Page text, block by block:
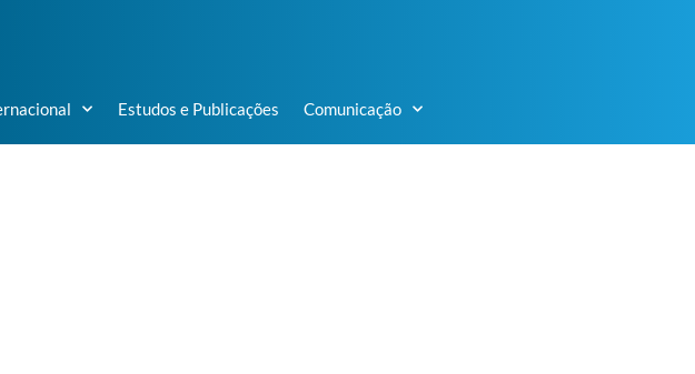
Estudos e Publicações Comunicação